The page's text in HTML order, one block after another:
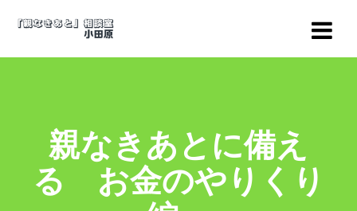
ン
キ
ッ
プ
親なきあとに備え
る お金のやりくり